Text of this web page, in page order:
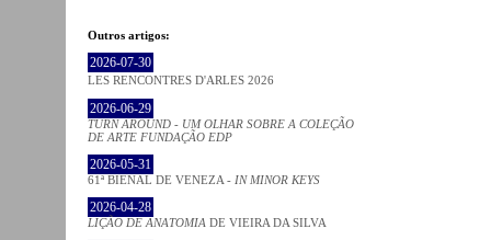
Outros artigos:
2026-07-30
LES RENCONTRES D'ARLES 2026
2026-06-29
TURN AROUND - UM OLHAR SOBRE A COLEÇÃO
DE ARTE FUNDAÇÃO EDP
2026-05-31
61ª BIENAL DE VENEZA - IN MINOR KEYS
2026-04-28
LIÇÃO DE ANATOMIA DE VIEIRA DA SILVA